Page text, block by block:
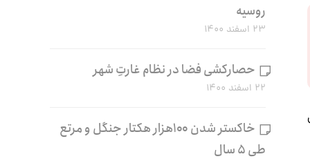
روسیه
۲۳ اسفند ۱۴۰۰
حصارکشی فضا در نظام غارتِ شهر
۲۲ اسفند ۱۴۰۰
خاکستر شدن ۱۰۰هزار هکتار جنگل و مرتع
طی ۵ سال